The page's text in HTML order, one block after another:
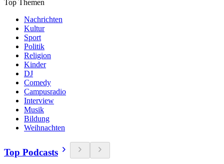
Top Themen
Nachrichten
Kultur
Sport
Politik
Religion
Kinder
DJ
Comedy
Campusradio
Interview
Musik
Bildung
Weihnachten
Top Podcasts